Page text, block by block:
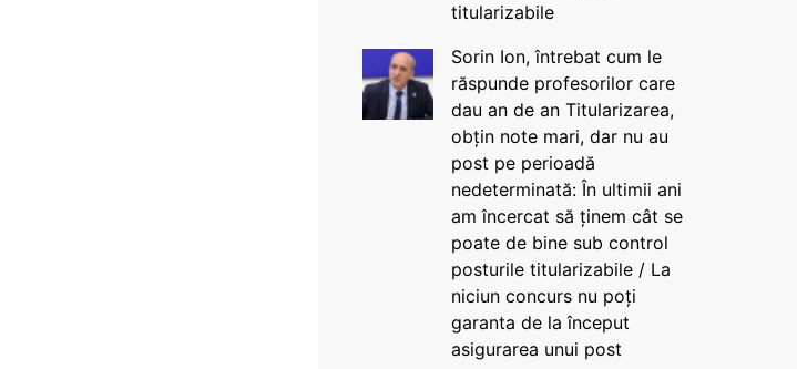
titularizabile
Sorin Ion, întrebat cum le
răspunde profesorilor care
dau an de an Titularizarea,
obțin note mari, dar nu au
post pe perioadă
nedeterminată: În ultimii ani
am încercat să ținem cât se
poate de bine sub control
posturile titularizabile / La
niciun concurs nu poți
garanta de la început
asigurarea unui post